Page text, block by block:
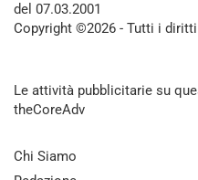
del 07.03.2001
Copyright ©2026 - Tutti i
Le attività pubblicitarie su
theCoreAdv
Chi Siamo